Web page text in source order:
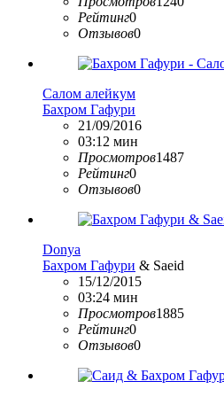
Рейтинг0
Отзывов0
Салом алейкум
Бахром Гафури
21/09/2016
03:12 мин
Просмотров1487
Рейтинг0
Отзывов0
Donya
Бахром Гафури & Saeid
15/12/2015
03:24 мин
Просмотров1885
Рейтинг0
Отзывов0